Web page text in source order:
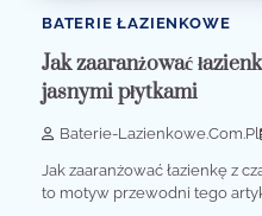
BATERIE ŁAZIENKOWE
Jak zaaranżować
jasnymi płytkami
Baterie-Lazienkowe.com.pl
Jak zaaranżować łazienkę z
to motyw przewodni tego